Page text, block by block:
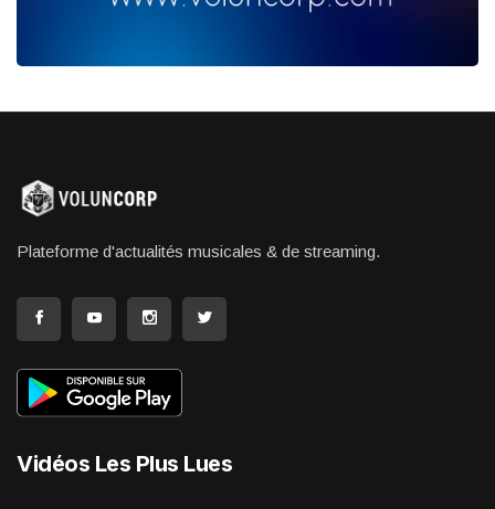
Plateforme d'actualités musicales & de streaming.
Vidéos Les Plus Lues